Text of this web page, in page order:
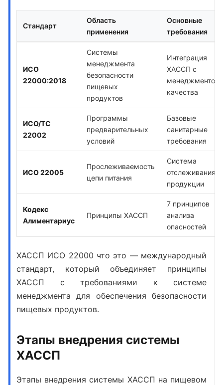
Стандарт
Область
применения
Основные
требования
ИСО
22000:2018
Системы
менеджмента
безопасности
пищевых
продуктов
Интеграция
ХАССП с
менеджментом
качества
ИСО/ТС
22002
Программы
предварительных
условий
Базовые
санитарные
требования
ИСО 22005
Прослеживаемость
цепи питания
Система
отслеживания
продукции
Кодекс
Алиментариус
Принципы ХАССП
7 принципов
анализа
опасностей
ХАССП ИСО 22000 что это — международный
стандарт, который объединяет принципы
ХАССП с требованиями к системе
менеджмента для обеспечения безопасности
пищевых продуктов.
Этапы внедрения системы
ХАССП
Этапы внедрения системы ХАССП на пищевом